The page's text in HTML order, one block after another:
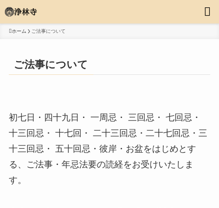
ホーム ご法事について
ご法事について
初七日・ 四十九日・ 一周忌・ 三回忌・ 七回忌・
十三回忌・ 十七回・ 二十三回忌・二十七回忌 ・三
十三回忌・ 五十回忌・彼岸・お盆をはじめとす
る、ご法事・年忌法要の読経をお受けいたしま
す。